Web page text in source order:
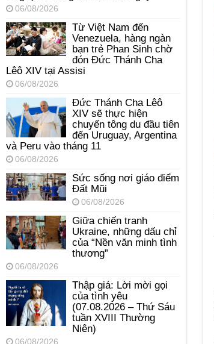
06/08/2026
Từ Việt Nam đến
Venezuela, hàng ngàn
bạn trẻ Phan Sinh chờ
đón Đức Thánh Cha
Lêô XIV tại Assisi
06/08/2026
Đức Thánh Cha Lêô
XIV sẽ thực hiện
chuyến tông du đầu tiên
đến Uruguay, Argentina
và Peru vào tháng 11
06/08/2026
Sức sống nơi giáo điểm
Đất Mũi
06/08/2026
Giữa chiến tranh
Ukraine, những dấu chỉ
của “Nền văn minh tình
thương”
06/08/2026
Thập giá: Lời mời gọi
của tình yêu
(07.08.2026 – Thứ Sáu
tuần XVIII Thường
Niên)
06/08/2026